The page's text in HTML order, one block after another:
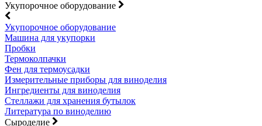
Укупорочное оборудование
Укупорочное оборудование
Машина для укупорки
Пробки
Термоколпачки
Фен для термоусадки
Измерительные приборы для виноделия
Ингредиенты для виноделия
Стеллажи для хранения бутылок
Литература по виноделию
Сыроделие